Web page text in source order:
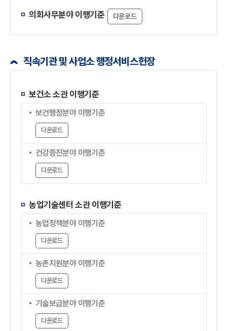
의회사무분야 이행기준 다운로드
직속기관 및 사업소 행정서비스헌장
보건소 소관 이행기준
보건행정분야 이행기준
다운로드
건강증진분야 이행기준
다운로드
농업기술센터 소관 이행기준
농업정책분야 이행기준
다운로드
농촌지원분야 이행기준
다운로드
기술보급분야 이행기준
다운로드